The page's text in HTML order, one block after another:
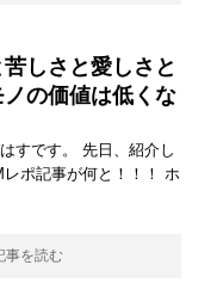
しさと愛しさと
の価値は低くな
すです。 先日、紹介し
レポ記事が何と！！！ ホ
事を読む